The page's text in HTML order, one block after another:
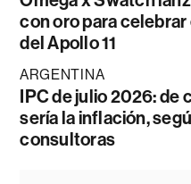
con oro para celebrar
del Apollo 11
ARGENTINA
IPC de julio 2026: de
sería la inflación,
consultoras